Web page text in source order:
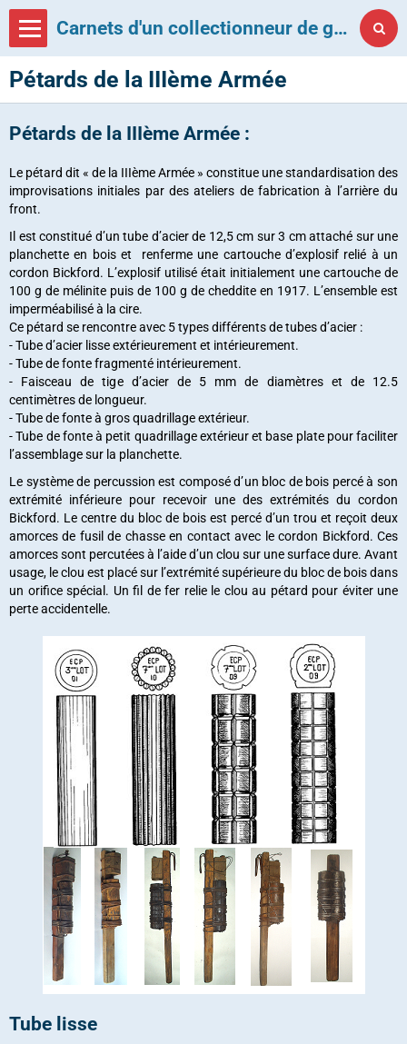
Carnets d'un collectionneur de grenades françaises
Pétards de la IIIème Armée
Pétards de la IIIème Armée :
Le pétard dit « de la IIIème Armée » constitue une standardisation des
improvisations initiales par des ateliers de fabrication à l’arrière du
front.
Il est constitué d’un tube d’acier de 12,5 cm sur 3 cm attaché sur une
planchette en bois et renferme une cartouche d’explosif relié à un
cordon Bickford. L’explosif utilisé était initialement une cartouche de
100 g de mélinite puis de 100 g de cheddite en 1917. L’ensemble est
imperméabilisé à la cire.
Ce pétard se rencontre avec 5 types différents de tubes d’acier :
- Tube d’acier lisse extérieurement et intérieurement.
- Tube de fonte fragmenté intérieurement.
- Faisceau de tige d’acier de 5 mm de diamètres et de 12.5
centimètres de longueur.
- Tube de fonte à gros quadrillage extérieur.
- Tube de fonte à petit quadrillage extérieur et base plate pour faciliter
l’assemblage sur la planchette.
Le système de percussion est composé d’un bloc de bois percé à son
extrémité inférieure pour recevoir une des extrémités du cordon
Bickford. Le centre du bloc de bois est percé d’un trou et reçoit deux
amorces de fusil de chasse en contact avec le cordon Bickford. Ces
amorces sont percutées à l’aide d’un clou sur une surface dure. Avant
usage, le clou est placé sur l’extrémité supérieure du bloc de bois dans
un orifice spécial. Un fil de fer relie le clou au pétard pour éviter une
perte accidentelle.
Tube lisse